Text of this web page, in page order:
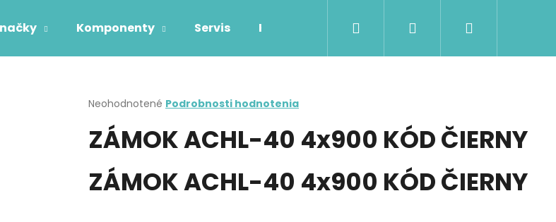
Komponenty Servis Kontakty Možnosti dopravy a platby
Hľadať Prihlásenie
Priemerné
produktu
je
z
5
Neohodnotené Podrobnosti hodnotenia
ZÁMOK ACHL-40 4x900 KÓD ČIERNY
ZÁMOK ACHL-40 4x900 KÓD ČIERNY
nájsť?
HĽADAŤ